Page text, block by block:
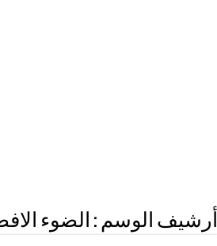
أرشيف الوسم : الضوء